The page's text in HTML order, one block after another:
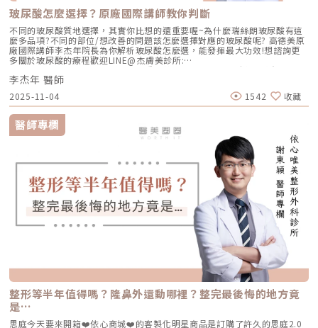
玻尿酸怎麼選擇？原廠國際講師教你判斷
不同的玻尿酸質地選擇，其實你比想的還重要喔~為什麼瑞絲朗玻尿酸有這
麼多品項?不同的部位/想改善的問題該怎麼選擇對應的玻尿酸呢? 高德美原
廠國際講師李杰年院長為你解析玻尿酸怎麼選，能發揮最大功效!想諮詢更
多關於玻尿酸的療程歡迎LINE@杰膚美診所:
https://page.line.me/xhc2941b重點摘要：00:11 玻尿酸作用介紹00:47
玻尿酸分為三大類型02:09 迷思一、玻尿酸打哪裡都可以？02:36 迷思二、
打完下巴蘋果肌看起來怪怪的？03:30 迷思三、臉部鬆弛只能做拉皮嗎？
05:00 總結LINE官方帳號一對一咨詢👉https://reurl.cc/x3EQZN歡迎訂閱
我的頻道👉https://reurl.cc/nY51k8關注杰膚美診所FB👉
https://reurl.cc/XQljva杰膚美診所官網👉https://jfmskin.com/關注李杰
年醫師FB👉https://reurl.cc/Mzk0nm杰膚美診所地址：104台北市中山區
復興北路50號2樓電話：02-8772-6625
李杰年 醫師
2025-11-04 1542 收藏
醫師專欄
整形等半年值得嗎？隆鼻外還動哪裡？整完最後悔的地方竟
是…
思庭今天要來開箱❤️依心商城❤️的客製化明星商品是訂購了許久的思庭2.0